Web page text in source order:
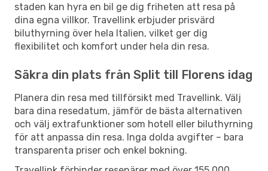
staden kan hyra en bil ge dig friheten att resa på
dina egna villkor. Travellink erbjuder prisvärd
biluthyrning över hela Italien, vilket ger dig
flexibilitet och komfort under hela din resa.
Säkra din plats från Split till Florens idag
Planera din resa med tillförsikt med Travellink. Välj
bara dina resedatum, jämför de bästa alternativen
och välj extrafunktioner som hotell eller biluthyrning
för att anpassa din resa. Inga dolda avgifter – bara
transparenta priser och enkel bokning.